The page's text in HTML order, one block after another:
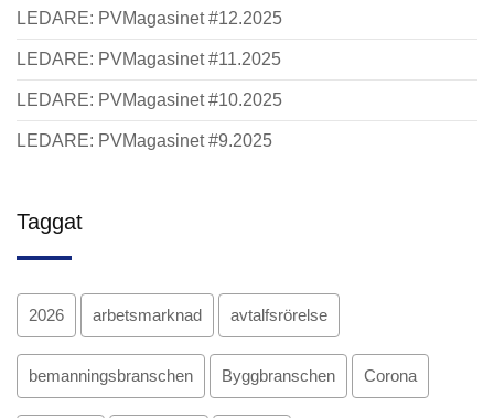
LEDARE: PVMagasinet #12.2025
LEDARE: PVMagasinet #11.2025
LEDARE: PVMagasinet #10.2025
LEDARE: PVMagasinet #9.2025
Taggat
2026 arbetsmarknad avtalfsrörelse
bemanningsbranschen Byggbranschen Corona